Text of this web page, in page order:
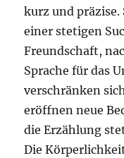
kurz und
einer stetigen
Freundschaft,
Sprache für das
verschränken
eröffnen neue
die Erzählung
Die